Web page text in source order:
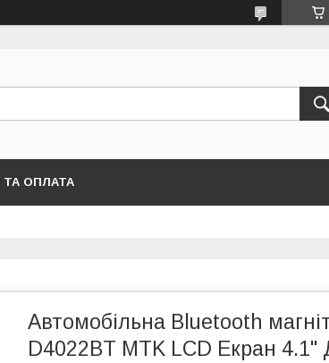
ТА ОПЛАТА
Автомобільна Bluetooth
D4022BT MTK LCD Екран